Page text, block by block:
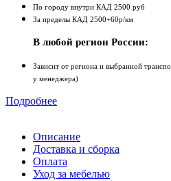
По городу внутри КАД 2500 руб
За пределы КАД 2500+60р/км
В любой регион России:
Зависит от региона и выбранной
у менеджера)
Подробнее
Описание
Доставка и сборка
Оплата
Уход за мебелью